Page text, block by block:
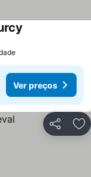
Ver preços
Partilhar